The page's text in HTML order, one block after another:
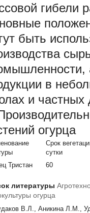
гибели
быть
в
и частных
огурца
Срок
сутки
Тристан
60
литературы
огурца
В.Л., Аникина Л.М.,